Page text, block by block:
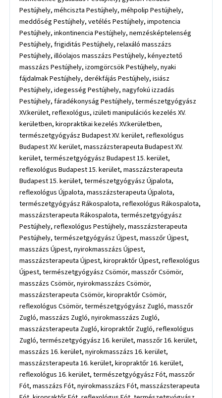
Pestújhely, méhciszta Pestújhely, méhpolip Pestújhely,
meddőség Pestújhely, vetélés Pestújhely, impotencia
Pestújhely, inkontinencia Pestújhely, nemzésképtelenség
Pestújhely, frigiditás Pestújhely, relaxáló masszázs
Pestújhely, illóolajos masszázs Pestújhely, kényeztető
masszázs Pestújhely, izomgörcsök Pestújhely, nyaki
fájdalmak Pestújhely, derékfájás Pestújhely, isiász
Pestújhely, idegesség Pestújhely, nagyfokú izzadás
Pestújhely, fáradékonyság Pestújhely, természetgyógyász
XV.kerület, reflexológus, izületi manipulációs kezelés XV.
kerületben, kiropraktikai kezelés XV.kerületben,
természetgyógyász Budapest XV. kerület, reflexológus
Budapest XV. kerület, masszázsterapeuta Budapest XV.
kerület, természetgyógyász Budapest 15. kerület,
reflexológus Budapest 15. kerület, masszázsterapeuta
Budapest 15. kerület, természetgyógyász Újpalota,
reflexológus Újpalota, masszázsterapeuta Újpalota,
természetgyógyász Rákospalota, reflexológus Rákospalota,
masszázsterapeuta Rákospalota, természetgyógyász
Pestújhely, reflexológus Pestújhely, masszázsterapeuta
Pestújhely, természetgyógyász Újpest, masszőr Újpest,
masszázs Újpest, nyirokmasszázs Újpest,
masszázsterapeuta Újpest, kiropraktőr Újpest, reflexológus
Újpest, természetgyógyász Csömör, masszőr Csömör,
masszázs Csömör, nyirokmasszázs Csömör,
masszázsterapeuta Csömör, kiropraktőr Csömör,
reflexológus Csömör, természetgyógyász Zugló, masszőr
Zugló, masszázs Zugló, nyirokmasszázs Zugló,
masszázsterapeuta Zugló, kiropraktőr Zugló, reflexológus
Zugló, természetgyógyász 16. kerület, masszőr 16. kerület,
masszázs 16. kerület, nyirokmasszázs 16. kerület,
masszázsterapeuta 16. kerület, kiropraktőr 16. kerület,
reflexológus 16. kerület, természetgyógyász Fót, masszőr
Fót, masszázs Fót, nyirokmasszázs Fót, masszázsterapeuta